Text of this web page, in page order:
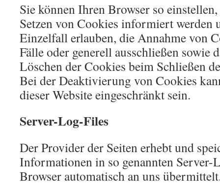
Sie können Ihren Browser so einstellen,
Setzen von Cookies informiert werden
Einzelfall erlauben, die Annahme von
Fälle oder generell ausschließen sowie
Löschen der Cookies beim Schließen
Bei der Deaktivierung von Cookies
dieser Website eingeschränkt sein.
Server-Log-Files
Der Provider der Seiten erhebt und
Informationen in so genannten
Browser automatisch an uns